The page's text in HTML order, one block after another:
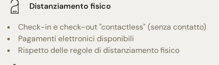
Distanziamento fisico
Check-in e check-out "contactless" (senza contatto)
Pagamenti elettronici disponibili
Rispetto delle regole di distanziamento fisico